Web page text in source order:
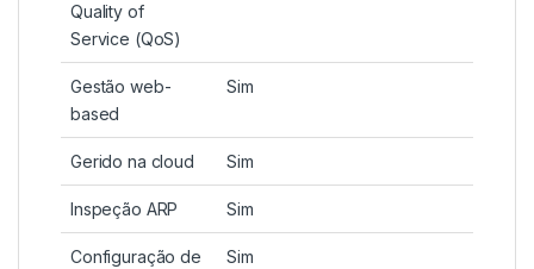
Quality of
Service (QoS)
Gestão web-
based
Sim
Gerido na cloud Sim
Inspeção ARP Sim
Configuração de
Sim